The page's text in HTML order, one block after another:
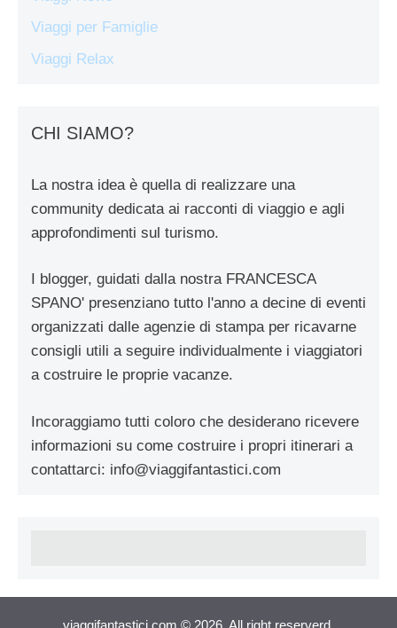
Viaggi per Famiglie
Viaggi Relax
CHI SIAMO?
La nostra idea è quella di realizzare una
community dedicata ai racconti di viaggio e agli
approfondimenti sul turismo.
I blogger, guidati dalla nostra FRANCESCA
SPANO' presenziano tutto l'anno a decine di eventi
organizzati dalle agenzie di stampa per ricavarne
consigli utili a seguire individualmente i viaggiatori
a costruire le proprie vacanze.
Incoraggiamo tutti coloro che desiderano ricevere
informazioni su come costruire i propri itinerari a
contattarci: info@viaggifantastici.com
viaggifantastici.com © 2026. All right reserverd.